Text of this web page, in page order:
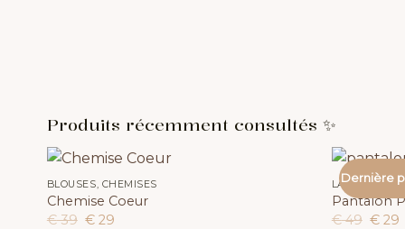
Produits récemment consultés ✨
BLOUSES, CHEMISES
Chemise Coeur
€39 Le
€ 29
Dernière
LA
Pantalon
€49 Le
€ 29